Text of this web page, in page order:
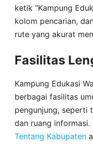
ketik “Kampung
kolom pencarian,
rute yang akurat
Fasilitas
Kampung Edukasi
berbagai fasilitas
pengunjung, seperti
dan ruang informasi.
Tentang Kabupaten